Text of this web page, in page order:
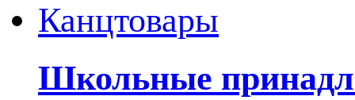
Канцтовары
Школьные